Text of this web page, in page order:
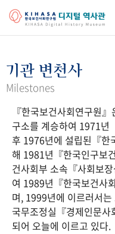
걸어온 길 기관 변천사
연구 역사
정책과 연구 키워드로
간행물 변천사
기록물 아카이브
사진 아카이브 문서 기록
기관 변천사
Milestones
『한국보건사회연구원
구소를 계승하여 1971년
후 1976년에 설립된『한
해 1981년『한국인구보
건사회부 소속『사회보
여 1989년『한국보건사
며, 1999년에 이르러서
국무조정실『경제인문
되어 오늘에 이르고 있다.